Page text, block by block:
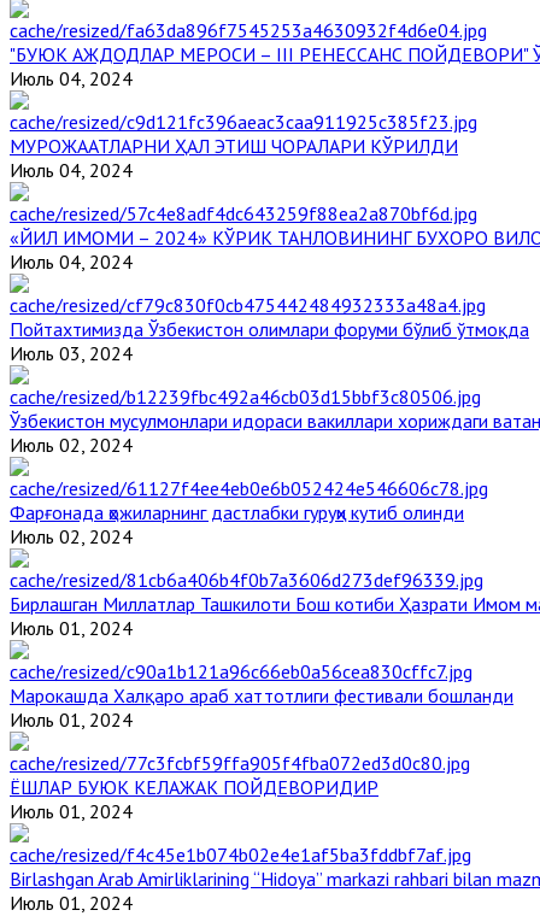
"БУЮК АЖДОДЛАР МЕРОСИ – III РЕНЕССАНС
Июль 04, 2024
МУРОЖААТЛАРНИ ҲАЛ ЭТИШ ЧОРАЛАРИ КЎРИЛДИ
Июль 04, 2024
«ЙИЛ ИМОМИ – 2024» КЎРИК ТАНЛОВИНИНГ БУХОРО
Июль 04, 2024
Пойтахтимизда Ўзбекистон олимлари форуми бўлиб ўтмоқда
Июль 03, 2024
Ўзбекистон мусулмонлари идораси вакиллари хориждаги
Июль 02, 2024
Фарғонада ҳожиларнинг дастлабки гуруҳи кутиб олинди
Июль 02, 2024
Бирлашган Миллатлар Ташкилоти Бош котиби Ҳазрати Имом
Июль 01, 2024
Марокашда Халқаро араб хаттотлиги фестивали бошланди
Июль 01, 2024
ЁШЛАР БУЮК КЕЛАЖАК ПОЙДЕВОРИДИР
Июль 01, 2024
Birlashgan Arab Amirliklarining “Hidoya” markazi rahbari bilan
Июль 01, 2024